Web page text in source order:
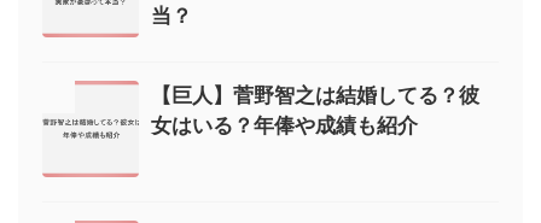
当？
【巨人】菅野智之は結婚してる？彼
女はいる？年俸や成績も紹介